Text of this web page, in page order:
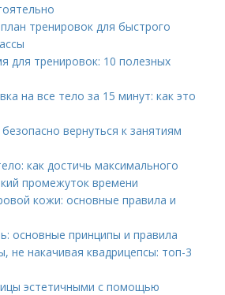
тренировок для быстрого
для тренировок: 10 полезных
на все тело за 15 минут: как это
вернуться к занятиям
как достичь максимального
промежуток времени
кожи: основные правила и
основные принципы и правила
не накачивая квадрицепсы: топ-3
эстетичными с помощью